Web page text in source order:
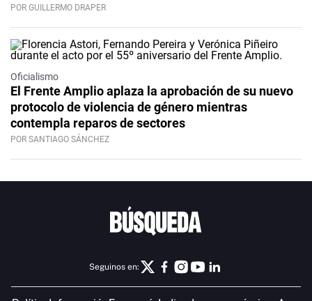
POR GUILLERMO DRAPER
Oficialismo
El Frente Amplio aplaza la aprobación de su nuevo
protocolo de violencia de género mientras
contempla reparos de sectores
POR SANTIAGO SÁNCHEZ
Seguinos en: